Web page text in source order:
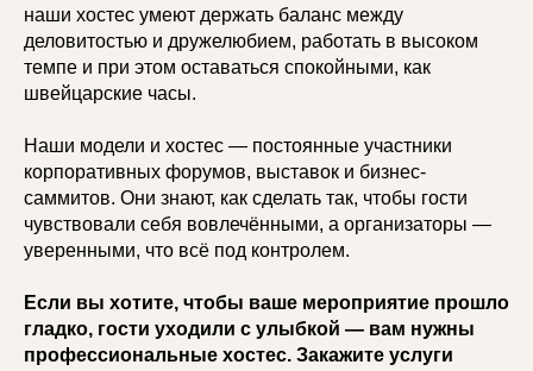
наши хостес умеют держать баланс между
деловитостью и дружелюбием, работать в высоком
темпе и при этом оставаться спокойными, как
швейцарские часы.
Наши модели и хостес — постоянные участники
корпоративных форумов, выставок и бизнес-
саммитов. Они знают, как сделать так, чтобы гости
чувствовали себя вовлечёнными, а организаторы —
уверенными, что всё под контролем.
Если вы хотите, чтобы ваше мероприятие прошло
гладко, гости уходили с улыбкой — вам нужны
профессиональные хостес. Закажите услуги